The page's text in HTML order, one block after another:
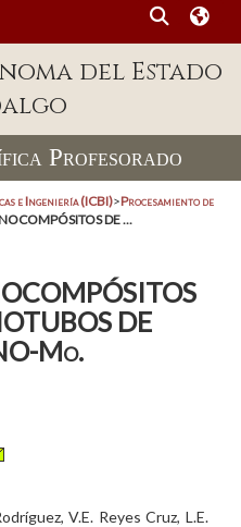
del Estado
Profesorado
e Ingeniería (ICBI)>Procesamiento de
DE ...
DE
Mo.
V.E. Reyes Cruz, L.E.